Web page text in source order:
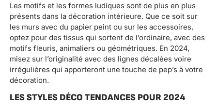
Les motifs et les formes ludiques sont de plus en plus
présents dans la décoration intérieure. Que ce soit sur
les murs avec du papier peint ou sur les accessoires,
optez pour des tissus qui sortent de l’ordinaire, avec des
motifs fleuris, animaliers ou géométriques. En 2024,
misez sur l’originalité avec des lignes décalées voire
irrégulières qui apporteront une touche de pep’s à votre
décoration.
LES STYLES DÉCO TENDANCES POUR 2024